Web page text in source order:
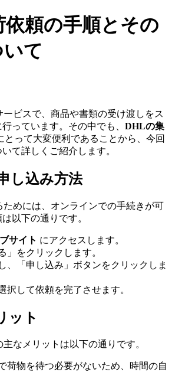
頼の手順とその
て
ビスで、商品や書類の受け渡しをス
っています。その中でも、 DHLの集
とって大変便利であることから、今回
て詳しくご紹介します。
し込み方法
めには、オンラインでの手続きが可
以下の通りです。
サイト にアクセスします。
」をクリックします。
、「申し込み」ボタンをクリックしま
択して依頼を完了させます。
ット
なメリットは以下の通りです。
荷物を待つ必要がないため、時間の自